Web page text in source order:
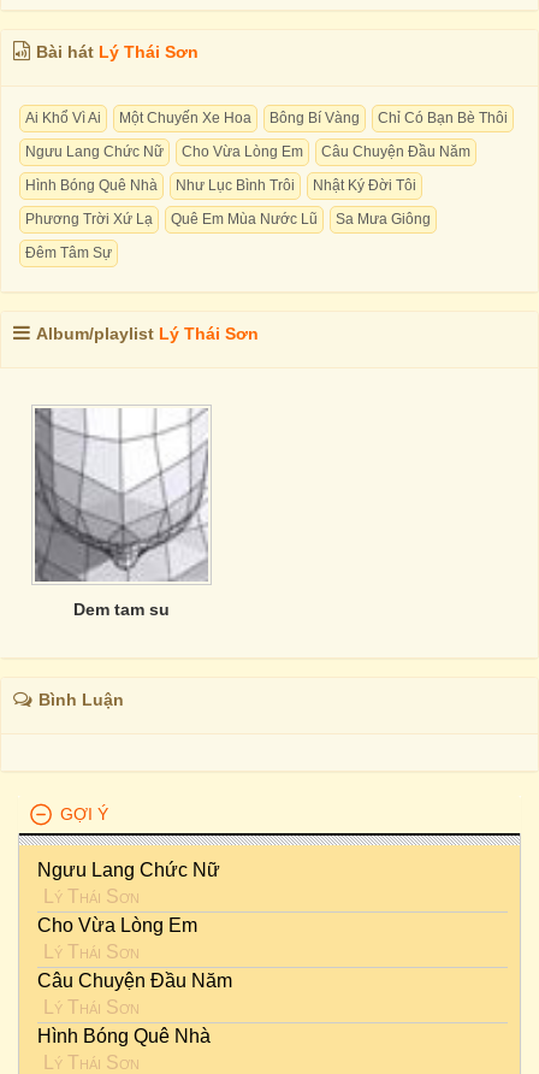
Bài hát Lý Thái Sơn
Ai Khổ Vì Ai Một Chuyến Xe Hoa Bông Bí Vàng
Chỉ Có Bạn Bè Thôi
Ngưu Lang Chức Nữ
Cho Vừa Lòng Em
Câu Chuyện Đầu Năm
Hình Bóng Quê Nhà
Như Lục Bình Trôi
Nhật Ký Đời Tôi
Phương Trời Xứ Lạ
Quê Em Mùa Nước Lũ
Sa Mưa Giông
Đêm Tâm Sự
Album/playlist Lý Thái Sơn
Dem tam su
Bình Luận
GỢI Ý
Ngưu Lang Chức Nữ
Lý Thái Sơn
Cho Vừa Lòng Em
Lý Thái Sơn
Câu Chuyện Đầu Năm
Lý Thái Sơn
Hình Bóng Quê Nhà
Lý Thái Sơn